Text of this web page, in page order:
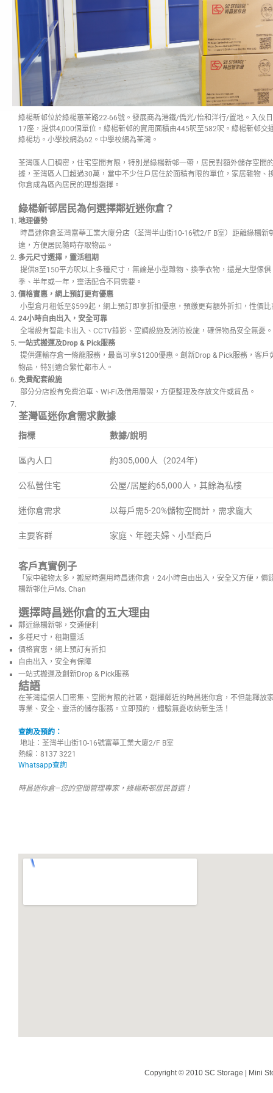
綠楊新邨位於綠楊蕙荃路22-66號。發展商為港鐵/僑光/怡和洋行/置地。入伙
17座，提供4,000個單位。綠楊新邨的實用面積由445呎至582呎。綠楊新邨交
綠楊坊。小學校網為62。中學校網為荃灣。
荃灣區人口稠密，住宅空間有限，特別是綠楊新邨一帶，居民對額外儲存空間
據，荃灣區人口超過30萬，當中不少住戶居住於面積有限的單位，家居雜物、
你倉成為區內居民的理想選擇。
綠楊新邨居民為何選擇鄰近迷你倉？
地理優勢
時昌迷你倉荃灣富華工業大廈分店（荃灣半山街10-16號2/F B室）距離綠楊新
達，方便居民隨時存取物品。
多元尺寸選擇，靈活租期
提供8至150平方呎以上多種尺寸，無論是小型雜物、換季衣物，還是大型傢
季、半年或一年，靈活配合不同需要。
價格實惠，網上預訂更有優惠
小型倉月租低至$599起，網上預訂即享折扣優惠，預繳更有額外折扣，性價比
24小時自由出入，安全可靠
全場設有智能卡出入、CCTV錄影、空調設施及消防設施，確保物品安全無憂。
一站式搬運及Drop & Pick服務
提供運輸存倉一條龍服務，最高可享$1200優惠。創新Drop & Pick服務，客
物品，特別適合繁忙都市人。
免費配套設施
部分分店設有免費泊車、Wi-Fi及借用層架，方便整理及存放文件或貨品。
荃灣區迷你倉需求數據
指標 數據/說明
區內人口 約305,000人（2024年）
公私營住宅 公屋/居屋約65,000人，其餘為私樓
迷你倉需求 以每戶需5-20%儲物空間計，需求龐大
主要客群 家庭、年輕夫婦、小型商戶
客戶真實例子
「家中雜物太多，搬屋時選用時昌迷你倉，24小時自由出入，安全又方便，
楊新邨住戶Ms. Chan
選擇時昌迷你倉的五大理由
鄰近綠楊新邨，交通便利
多種尺寸，租期靈活
價格實惠，網上預訂有折扣
自由出入，安全有保障
一站式搬運及創新Drop & Pick服務
結語
在荃灣這個人口密集、空間有限的社區，選擇鄰近的時昌迷你倉，不但能釋放
專業、安全、靈活的儲存服務。立即預約，體驗無憂收納新生活！
查詢及預約：
地址：荃灣半山街10-16號富華工業大廈2/F B室
熱線：8137 3221
Whatsapp查詢
時昌迷你倉—您的空間管理專家，綠楊新邨居民首選！
Copyright © 2010 SC Storage | Mini